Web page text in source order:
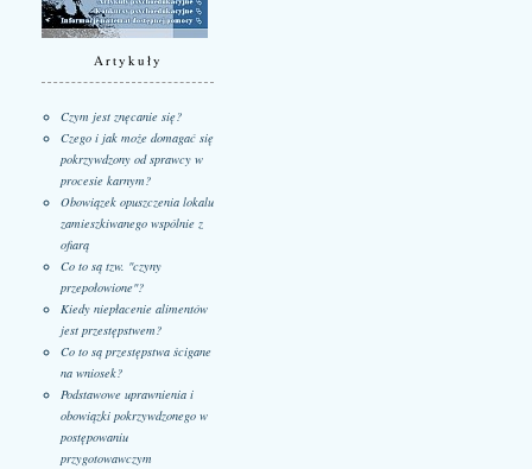
Artykuły
Czym jest znęcanie się?
Czego i jak może domagać się
pokrzywdzony od sprawcy w
procesie karnym?
Obowiązek opuszczenia lokalu
zamieszkiwanego wspólnie z
ofiarą
Co to są tzw. "czyny
przepołowione"?
Kiedy niepłacenie alimentów
jest przestępstwem?
Co to są przestępstwa ścigane
na wniosek?
Podstawowe uprawnienia i
obowiązki pokrzywdzonego w
postępowaniu
przygotowawczym